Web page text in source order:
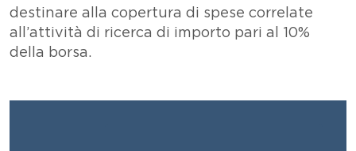
destinare alla copertura di spese correlate
all’attività di ricerca di importo pari al 10%
della borsa.